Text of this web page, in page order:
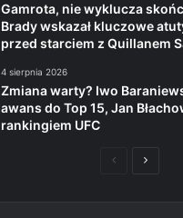
Gamrota, nie wyklucza
Brady wskazał kluczowe
przed starciem z Quillanem
4 sierpnia 2026
Zmiana warty? Iwo
awans do Top 15, Jan
rankingiem UFC
Poprzednia